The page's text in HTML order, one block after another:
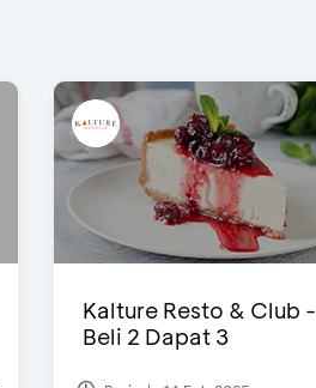
Kalture Resto & Club -
Beli 2 Dapat 3